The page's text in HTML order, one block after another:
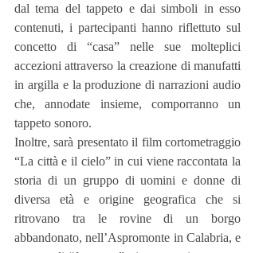
dal tema del tappeto e dai simboli in esso
contenuti, i partecipanti hanno riflettuto sul
concetto di “casa” nelle sue molteplici
accezioni attraverso la creazione di manufatti
in argilla e la produzione di narrazioni audio
che, annodate insieme, comporranno un
tappeto sonoro.
Inoltre, sarà presentato il film cortometraggio
“La città e il cielo” in cui viene raccontata la
storia di un gruppo di uomini e donne di
diversa età e origine geografica che si
ritrovano tra le rovine di un borgo
abbandonato, nell’Aspromonte in Calabria, e